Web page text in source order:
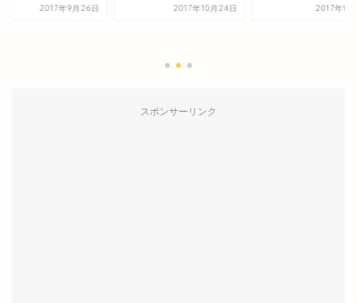
2017年10月24日 2017年9月20日
孫名義の通帳で貯金
スポンサーリンク